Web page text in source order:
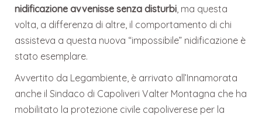
nidificazione avvenisse senza disturbi, ma questa
volta, a differenza di altre, il comportamento di chi
assisteva a questa nuova “impossibile” nidificazione è
stato esemplare.
Avvertito da Legambiente, è arrivato all’Innamorata
anche il Sindaco di Capoliveri Valter Montagna che ha
mobilitato la protezione civile capoliverese per la